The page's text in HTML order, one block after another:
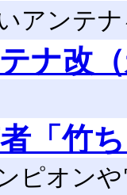
アンテ
ナ改
「竹
ピオン